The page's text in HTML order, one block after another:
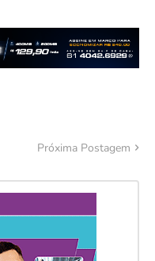
Próxima Postagem